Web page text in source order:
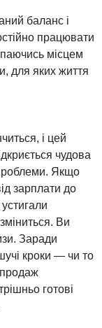
баланс і
працювати
місцем
для яких життя
і цей
чудова
Якщо
зарплати до
Ви
Заради
кроки — чи то
готові